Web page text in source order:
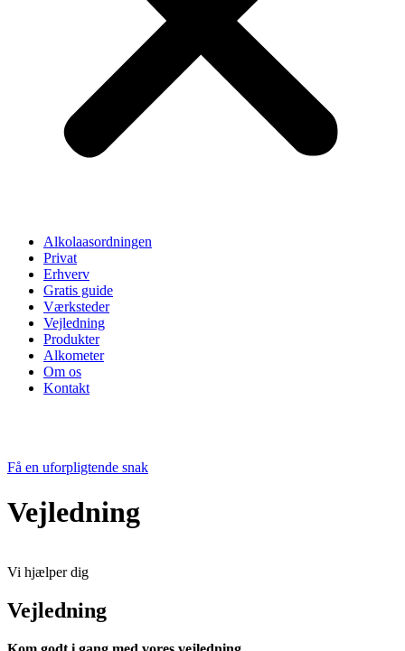
Alkolaasordningen
Privat
Erhverv
Gratis guide
Værksteder
Vejledning
Produkter
Alkometer
Om os
Kontakt
Få en uforpligtende snak
Vejledning
Vi hjælper dig
Vejledning